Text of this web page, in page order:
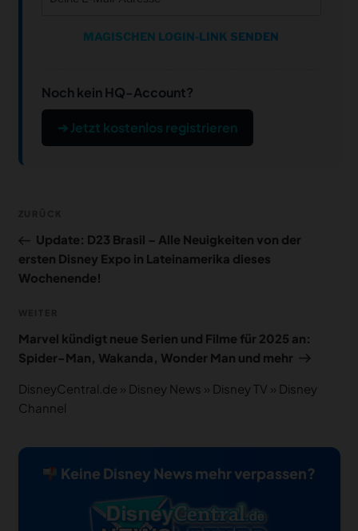
MAGISCHEN LOGIN-LINK SENDEN
Noch kein HQ-Account?
➔ Jetzt kostenlos registrieren
Beitrag
Update: D23 Brasil – Alle Neuigkeiten von der
ersten Disney Expo in Lateinamerika dieses
Wochenende!
Beitrag
Marvel kündigt neue Serien und Filme für 2025 an:
Spider-Man, Wakanda, Wonder Man und mehr
DisneyCentral.de » Disney News » Disney TV » Disney
Channel
Keine Disney News mehr verpassen?